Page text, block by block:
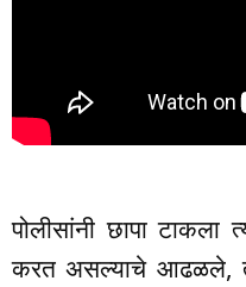
पोलीसांनी छापा टाकला
करत असल्याचे आढळले,